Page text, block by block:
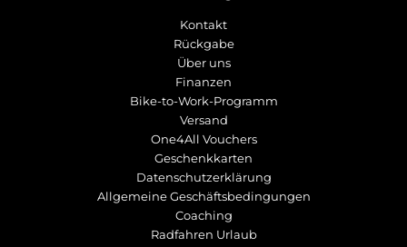
Kontakt
Rückgabe
Über uns
Finanzen
Bike-to-Work-Programm
Versand
One4All Vouchers
Geschenkkarten
Datenschutzerklärung
Allgemeine Geschäftsbedingungen
Coaching
Radfahren Urlaub